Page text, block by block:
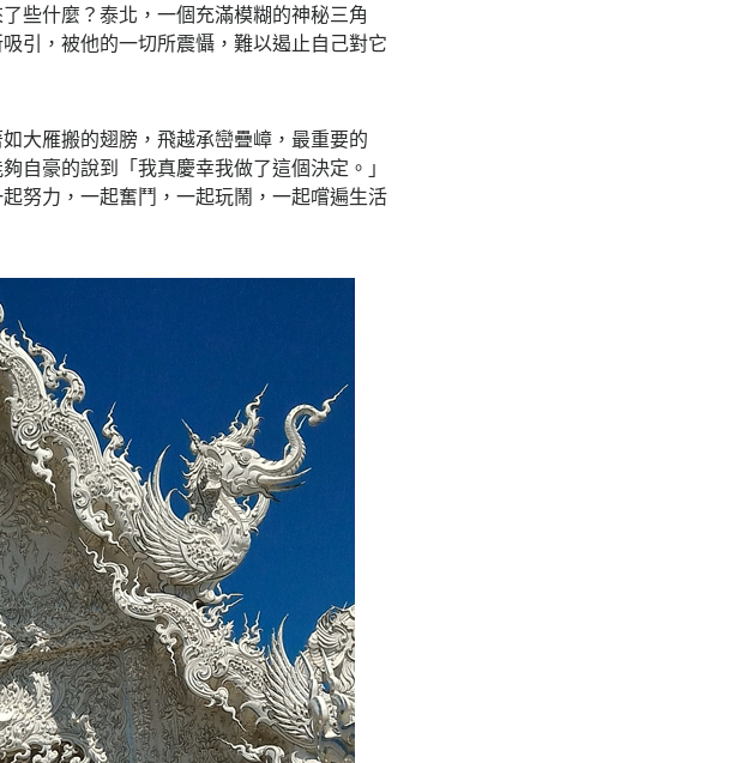
些什麼？泰北，一個充滿模糊的神秘三角
引，被他的一切所震懾，難以遏止自己對它
大雁搬的翅膀，飛越承巒疊嶂，最重要的
自豪的說到「我真慶幸我做了這個決定。」
努力，一起奮鬥，一起玩鬧，一起嚐遍生活